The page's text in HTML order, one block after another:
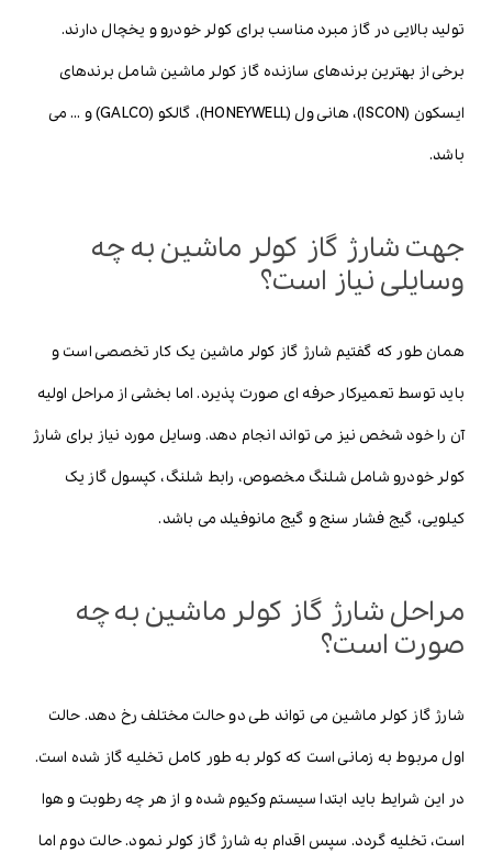
تولید بالایی در گاز مبرد مناسب برای کولر خودرو و یخچال دارند.
برخی از بهترین برندهای سازنده گاز کولر ماشین شامل برندهای
ایسکون (ISCON)، هانی ول (HONEYWELL)، گالکو (GALCO) و … می
باشد.
جهت شارژ گاز کولر ماشین به چه
وسایلی نیاز است؟
همان طور که گفتیم شارژ گاز کولر ماشین یک کار تخصصی است و
باید توسط تعمیرکار حرفه ای صورت پذیرد. اما بخشی از مراحل اولیه
آن را خود شخص نیز می تواند انجام دهد. وسایل مورد نیاز برای شارژ
کولر خودرو شامل شلنگ مخصوص، رابط شلنگ، کپسول گاز یک
کیلویی، گیج فشار سنج و گیج مانوفیلد می باشد.
مراحل شارژ گاز کولر ماشین به چه
صورت است؟
شارژ گاز کولر ماشین می تواند طی دو حالت مختلف رخ دهد. حالت
اول مربوط به زمانی است که کولر به طور کامل تخلیه گاز شده است.
در این شرایط باید ابتدا سیستم وکیوم شده و از هر چه رطوبت و هوا
است، تخلیه گردد. سپس اقدام به شارژ گاز کولر نمود. حالت دوم اما